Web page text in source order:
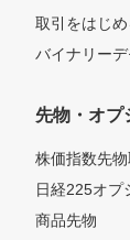
取引をはじ
バイナリーデ
先物・オプ
株価指数先物
日経225オプ
商品先物